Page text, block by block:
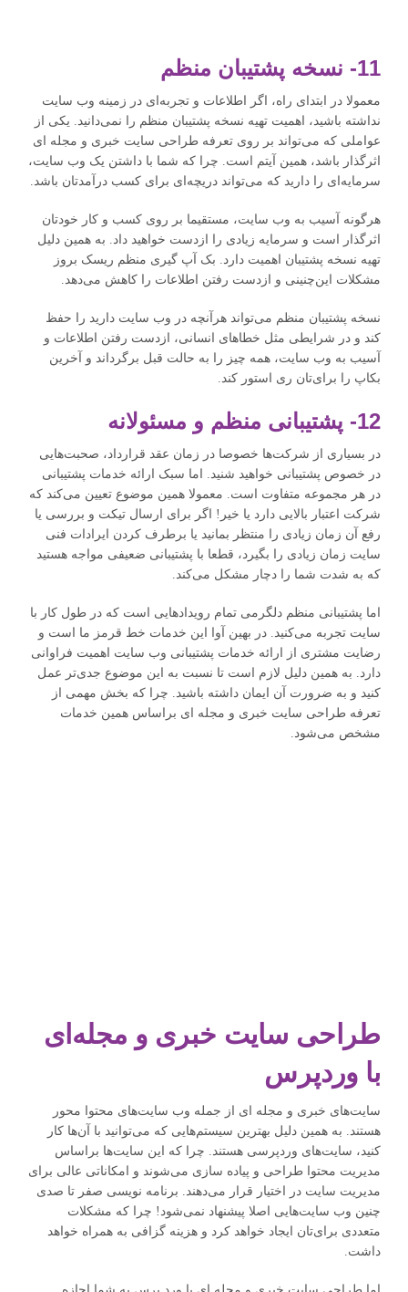
11- نسخه پشتیبان منظم
معمولا در ابتدای راه، اگر اطلاعات و تجربه‌ای در زمینه وب سایت
نداشته باشید، اهمیت تهیه نسخه پشتیبان منظم را نمی‌دانید. یکی از
عواملی که می‌تواند بر روی تعرفه طراحی سایت خبری و مجله ای
اثرگذار باشد، همین آیتم است. چرا که شما با داشتن یک وب سایت،
سرمایه‌ای را دارید که می‌تواند دریچه‌ای برای کسب درآمدتان باشد.
هرگونه آسیب به وب سایت، مستقیما بر روی کسب و کار خودتان
اثرگذار است و سرمایه زیادی را ازدست خواهید داد. به همین دلیل
تهیه نسخه پشتیبان اهمیت دارد. بک آپ گیری منظم ریسک بروز
مشکلات این‌چنینی و ازدست رفتن اطلاعات را کاهش می‌دهد.
نسخه پشتیبان منظم می‌تواند هرآنچه در وب سایت دارید را حفظ
کند و در شرایطی مثل خطاهای انسانی، ازدست رفتن اطلاعات و
آسیب به وب سایت، همه چیز را به حالت قبل برگرداند و آخرین
بکاپ را برای‌تان ری استور کند.
12- پشتیبانی منظم و مسئولانه
در بسیاری از شرکت‌ها خصوصا در زمان عقد قرارداد، صحبت‌هایی
در خصوص پشتیبانی خواهید شنید. اما سبک ارائه خدمات پشتیبانی
در هر مجموعه متفاوت است. معمولا همین موضوع تعیین می‌کند که
شرکت اعتبار بالایی دارد یا خیر! اگر برای ارسال تیکت و بررسی یا
رفع آن زمان زیادی را منتظر بمانید یا برطرف کردن ایرادات فنی
سایت زمان زیادی را بگیرد، قطعا با پشتیبانی ضعیفی مواجه هستید
که به شدت شما را دچار مشکل می‌کند.
اما پشتیبانی منظم دلگرمی تمام رویدادهایی است که در طول کار با
سایت تجربه می‌کنید. در بهین آوا این خدمات خط قرمز ما است و
رضایت مشتری از ارائه خدمات پشتیبانی وب سایت اهمیت فراوانی
دارد. به همین دلیل لازم است تا نسبت به این موضوع جدی‌تر عمل
کنید و به ضرورت آن ایمان داشته باشید. چرا که بخش مهمی از
تعرفه طراحی سایت خبری و مجله ای براساس همین خدمات
مشخص می‌شود.
طراحی سایت خبری و مجله‌ای
با وردپرس
سایت‌های خبری و مجله ای از جمله وب سایت‌های محتوا محور
هستند. به همین دلیل بهترین سیستم‌هایی که می‌توانید با آن‌ها کار
کنید، سایت‌های وردپرسی هستند. چرا که این سایت‌ها براساس
مدیریت محتوا طراحی و پیاده سازی می‌شوند و امکاناتی عالی برای
مدیریت سایت در اختیار قرار می‌دهند. برنامه نویسی صفر تا صدی
چنین وب سایت‌هایی اصلا پیشنهاد نمی‌شود! چرا که مشکلات
متعددی برای‌تان ایجاد خواهد کرد و هزینه گزافی به همراه خواهد
داشت.